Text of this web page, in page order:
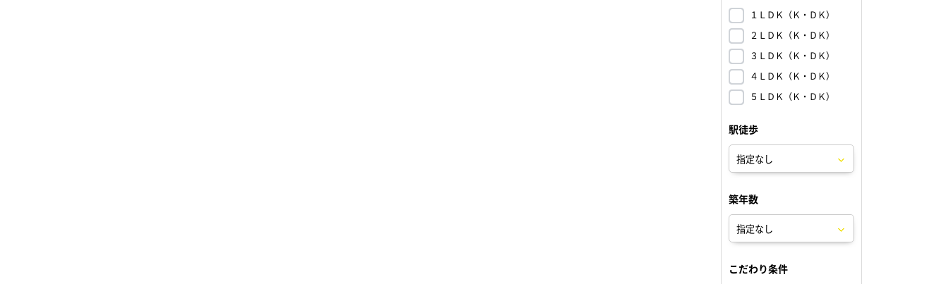
１ＬＤＫ（Ｋ・ＤＫ）
２ＬＤＫ（Ｋ・ＤＫ）
３ＬＤＫ（Ｋ・ＤＫ）
４ＬＤＫ（Ｋ・ＤＫ）
５ＬＤＫ（Ｋ・ＤＫ）
駅徒歩
築年数
こだわり条件